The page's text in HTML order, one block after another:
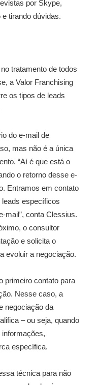
por Skype,
tirando dúvidas.
tratamento de todos
a Valor Franchising
os tipos de leads
do e-mail de
mas não é a única
“Aí é que está o
o retorno desse e-
Entramos em contato
leads específicos
mail”, conta Clessius.
o consultor
e solicita o
evoluir a negociação.
primeiro contato para
Nesse caso, a
negociação da
– ou seja, quando
específica.
técnica para não